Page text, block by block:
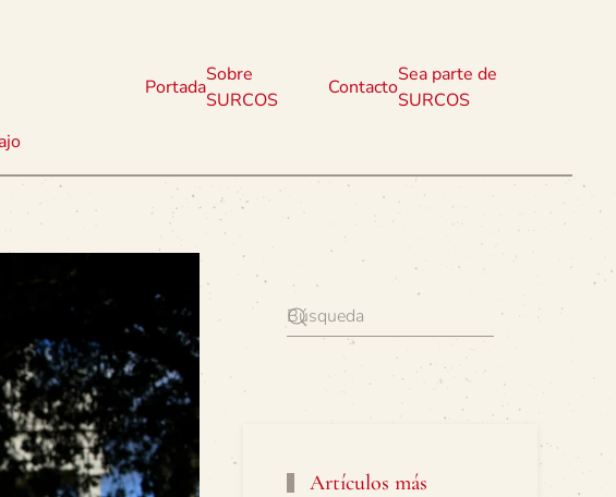
Portada
Sobre
SURCOS
Contacto
Sea parte de
SURCOS
Artículos más